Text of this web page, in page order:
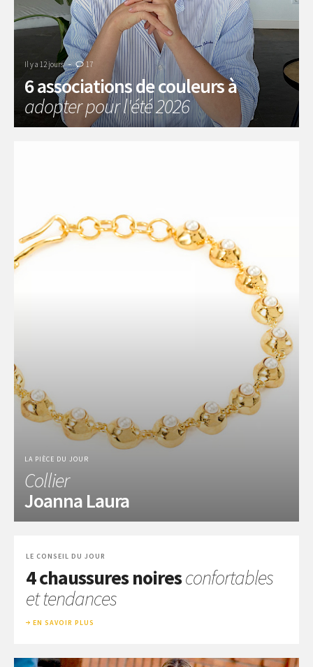
Il y a 12 jours - 17
6 associations de couleurs à
adopter pour l'été 2026
LA PIÈCE DU JOUR
Collier
Joanna Laura
LE CONSEIL DU JOUR
4 chaussures noiresconfortables
et tendances
EN SAVOIR PLUS